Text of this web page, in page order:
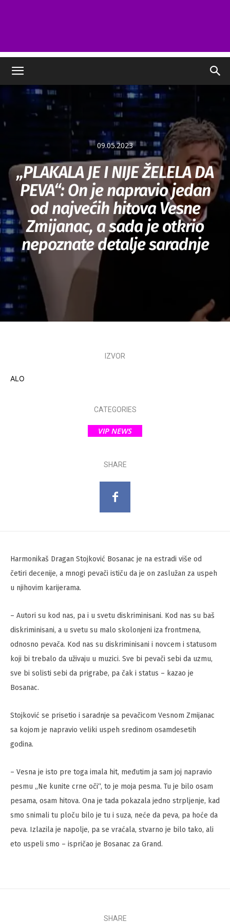
09.05.2023
„PLAKALA JE I NIJE ŽELELA DA
PEVA“: On je napravio jedan
od najvećih hitova Vesne
Zmijanac, a sada je otkrio
nepoznate detalje saradnje
IZVOR
ALO
CATEGORIES
VIP NEWS
SHARE
Harmonikaš Dragan Stojković Bosanac je na estradi više od
četiri decenije, a mnogi pevači ističu da je on zaslužan za uspeh
u njihovim karijerama.
– Autori su kod nas, pa i u svetu diskriminisani. Kod nas su baš
diskriminisani, a u svetu su malo skolonjeni iza frontmena,
odnosno pevača. Kod nas su diskriminisani i novcem i statusom
koji bi trebalo da uživaju u muzici. Sve bi pevači sebi da uzmu,
sve bi solisti sebi da prigrabe, pa čak i status – kazao je
Bosanac.
Stojković se prisetio i saradnje sa pevačicom Vesnom Zmijanac
sa kojom je napravio veliki uspeh sredinom osamdesetih
godina.
– Vesna je isto pre toga imala hit, međutim ja sam joj napravio
pesmu „Ne kunite crne oči“, to je moja pesma. Tu je bilo osam
pesama, osam hitova. Ona je tada pokazala jedno strpljenje, kad
smo snimali tu ploču bilo je tu i suza, neće da peva, pa hoće da
peva. Izlazila je napolje, pa se vraćala, stvarno je bilo tako, ali
eto uspeli smo – ispričao je Bosanac za Grand.
SHARE